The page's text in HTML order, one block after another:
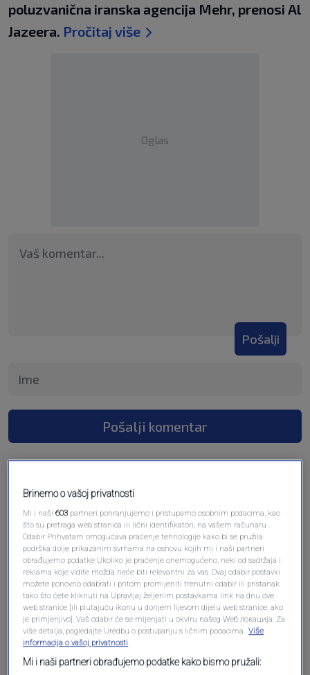
poluzvanična iranska agencija Mehr, prenosi Al
Jazeera. Pročitaj više
Oglas
Pošalji
Pošalji komentar
Oglas
Brinemo o vašoj privatnosti
Mi i naši603 partneri pohranjujemo i pristupamo osobnim podacima, kao
što su pretraga web stranica ili lični identifikatori, na vašem računaru .
Odabir Prihvatam omogućava praćenje tehnologije kako bi se pružila
podrška dolje prikazanim svrhama na osnovu kojih mi i naši partneri
obrađujemo podatke Ukoliko je praćenje onemogućeno, neki od sadržaja i
reklama koje vidite možda neće biti relevantni za vas. Ovaj odabir postavki
možete ponovno odabrati i pritom promijeniti trenutni odabir ili pristanak
tako što ćete kliknuti na Upravljaj željenim postavkama link na dnu ove
web stranice [ili plutajuću ikonu u donjem lijevom dijelu web stranice, ako
je primjenjivo]. Vaš odabir će se mijenjati u okviru našeg Wеб локација. Za
više detalja, pogledajte Uredbu o postupanju s ličnim podacima. Više
informacija o vašoj privatnosti
Mi i naši partneri obrađujemo podatke kako bismo pružali: